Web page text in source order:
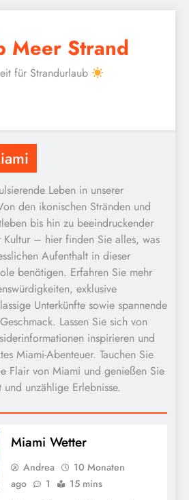
Meer Strand
für Strandurlaub
Leben in unserer
den ikonischen Stränden und
bis hin zu beeindruckender
Kultur – hier finden Sie alles, was
Aufenthalt in dieser
benötigen. Erfahren Sie mehr
exklusive
Unterkünfte sowie spannende
Lassen Sie sich von
inspirieren und
Miami-Abenteuer. Tauchen Sie
Flair von Miami und genießen Sie
und unzählige Erlebnisse.
Miami Wetter
Andrea
10 Monaten
ago
1 15 mins